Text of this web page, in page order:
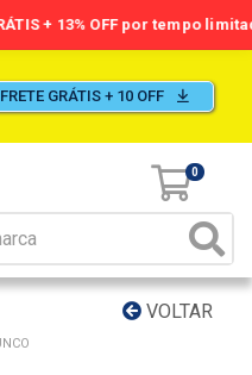
FRETE GRÁTIS + 10 OFF
0
VOLTAR